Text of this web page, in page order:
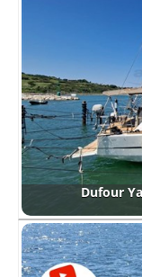
Dufour